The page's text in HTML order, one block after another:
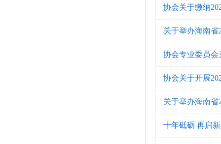
协会关于缴纳
关于举办海南
协会专业委员
协会关于开展
关于举办海南
十年砥砺 再启